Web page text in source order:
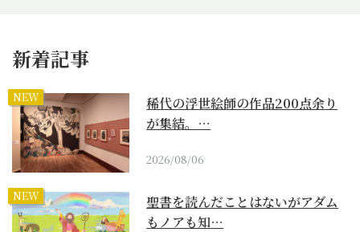
新着記事
NEW
稀代の浮世絵師の作品200点余り
が集結。…
2026/08/06
NEW
聖書を読んだことはないがアダム
もノアも知…